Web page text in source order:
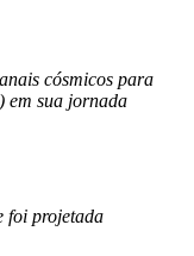
cósmicos para
em sua jornada
foi projetada